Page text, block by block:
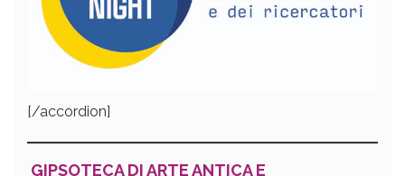
[/accordion]
GIPSOTECA DI ARTE ANTICA E